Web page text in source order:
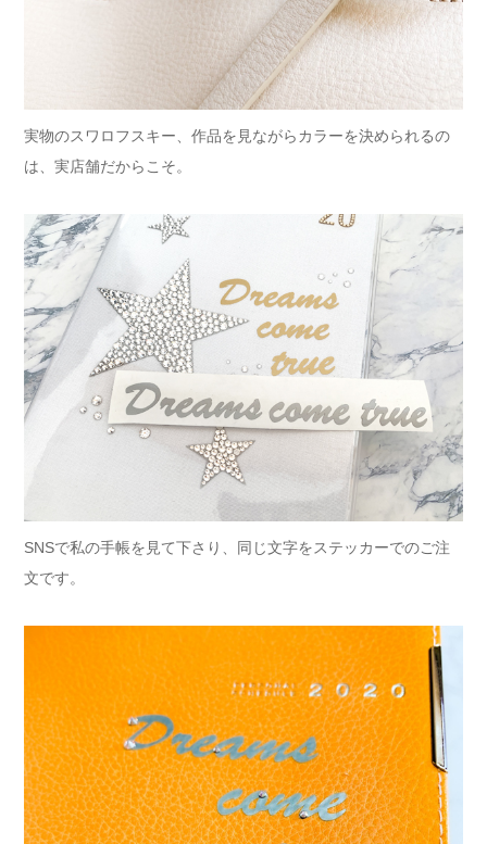
実物のスワロフスキー、作品を見ながらカラーを決められるの
は、実店舗だからこそ。
SNSで私の手帳を見て下さり、同じ文字をステッカーでのご注
文です。